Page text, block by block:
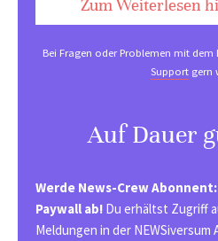
Zum Weiterlesen
Bei Fragen oder Problemen mit
Support gern
Auf Dauer
Werde News-Crew
Paywall ab! Du erhältst Zugriff
Meldungen in der NEWSiversum